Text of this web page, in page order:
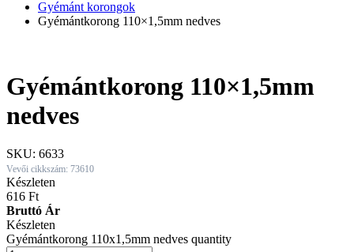
Gyémánt korongok
Gyémántkorong 110×1,5mm nedves
Gyémántkorong 110×1,5mm
nedves
SKU: 6633
Vevői cikkszám: 73610
Készleten
616 Ft
Bruttó Ár
Készleten
Gyémántkorong 110x1,5mm nedves quantity